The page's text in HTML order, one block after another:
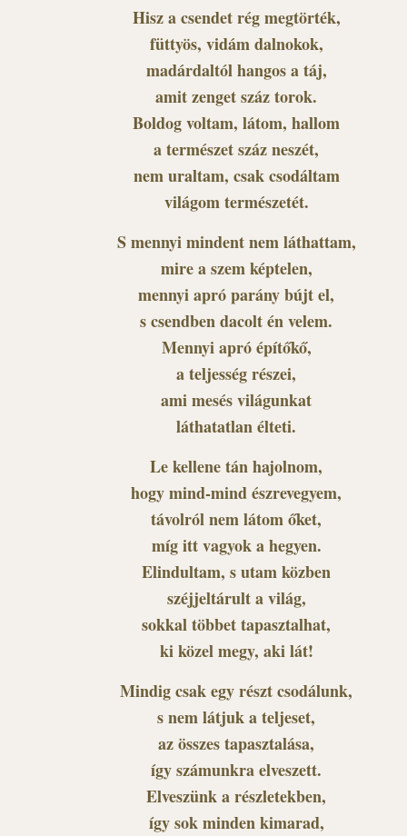
Hisz a csendet rég megtörték,
füttyös, vidám dalnokok,
madárdaltól hangos a táj,
amit zenget száz torok.
Boldog voltam, látom, hallom
a természet száz neszét,
nem uraltam, csak csodáltam
világom természetét.
S mennyi mindent nem láthattam,
mire a szem képtelen,
mennyi apró parány bújt el,
s csendben dacolt én velem.
Mennyi apró építőkő,
a teljesség részei,
ami mesés világunkat
láthatatlan élteti.
Le kellene tán hajolnom,
hogy mind-mind észrevegyem,
távolról nem látom őket,
míg itt vagyok a hegyen.
Elindultam, s utam közben
széjjeltárult a világ,
sokkal többet tapasztalhat,
ki közel megy, aki lát!
Mindig csak egy részt csodálunk,
s nem látjuk a teljeset,
az összes tapasztalása,
így számunkra elveszett.
Elveszünk a részletekben,
így sok minden kimarad,